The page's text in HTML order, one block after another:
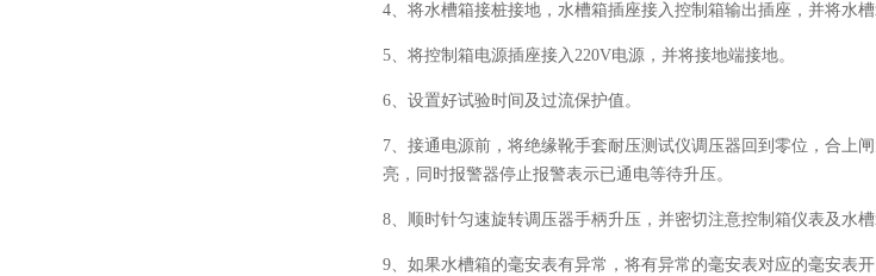
4、将水槽箱接桩接地，水槽箱插座接入控制箱输出插座，并将水
5、将控制箱电源插座接入220V电源，并将接地端接地。
6、设置好试验时间及过流保护值。
7、接通电源前，将绝缘靴手套耐压测试仪调压器回到零位，合上
亮，同时报警器停止报警表示已通电等待升压。
8、顺时针匀速旋转调压器手柄升压，并密切注意控制箱仪表及水槽
9、如果水槽箱的毫安表有异常，将有异常的毫安表对应的毫安表